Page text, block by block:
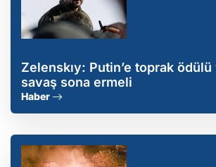
Zelenskıy: Putin’e toprak
savaş sona ermeli
Haber